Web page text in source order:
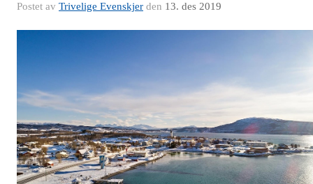
Postet av Trivelige Evenskjer den 13. des 2019